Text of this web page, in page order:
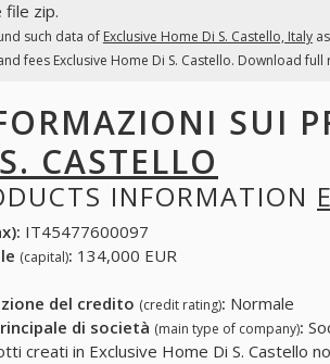
file zip.
such data of Exclusive Home Di S. Castello, Italy
fees Exclusive Home Di S. Castello. Download
SUI
CASTELLO
INFORMATION
IT45477600097
(capital): 134,000 EUR
del credito (credit rating): Normale
di società (main type of company):
creati in Exclusive Home Di S. Castello